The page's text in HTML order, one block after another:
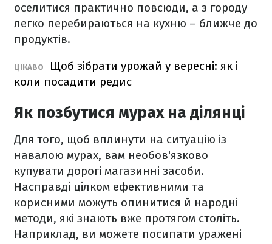
оселитися практично повсюди, а з городу
легко перебираються на кухню – ближче до
продуктів.
ЦІКАВО
Щоб зібрати урожай у вересні: як і
коли посадити редис
Як позбутися мурах на ділянці
Для того, щоб вплинути на ситуацію із
навалою мурах, вам необов'язково
купувати дорогі магазинні засоби.
Насправді цілком ефективними та
корисними можуть опинитися й народні
методи, які знають вже протягом століть.
Наприклад, ви можете посипати уражені